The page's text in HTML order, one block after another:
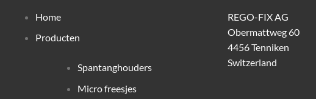
Home
Producten
Spantanghouders
Micro freesjes
REGO-FIX AG
Obermattweg 60
4456 Tenniken
Switzerland